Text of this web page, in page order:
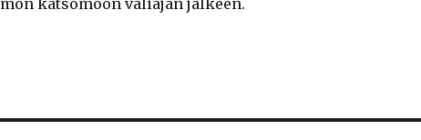
katsomoon väliajan jälkeen.